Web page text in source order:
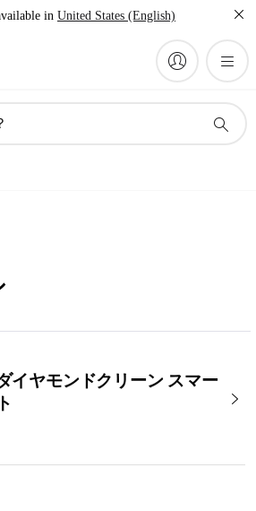
in United States (English)
イヤモンドクリーン スマー
ト